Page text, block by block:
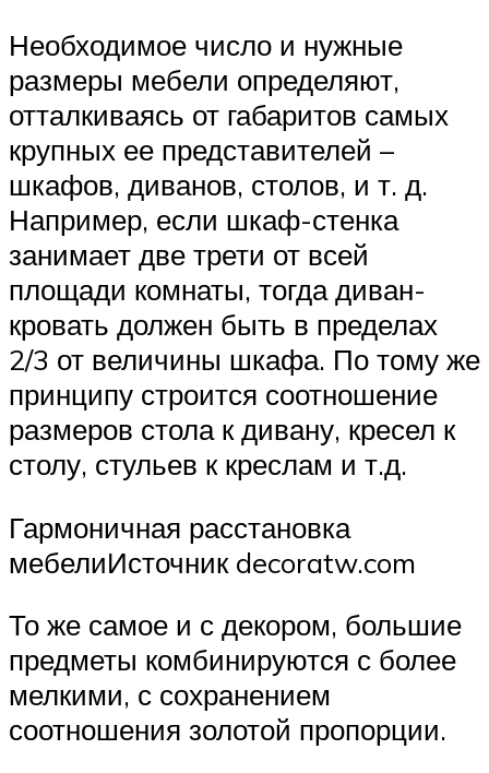
Необходимое число и нужные
размеры мебели определяют,
отталкиваясь от габаритов самых
крупных ее представителей –
шкафов, диванов, столов, и т. д.
Например, если шкаф-стенка
занимает две трети от всей
площади комнаты, тогда диван-
кровать должен быть в пределах
2/3 от величины шкафа. По тому же
принципу строится соотношение
размеров стола к дивану, кресел к
столу, стульев к креслам и т.д.
Гармоничная расстановка
мебелиИсточник decoratw.com
То же самое и с декором, большие
предметы комбинируются с более
мелкими, с сохранением
соотношения золотой пропорции.